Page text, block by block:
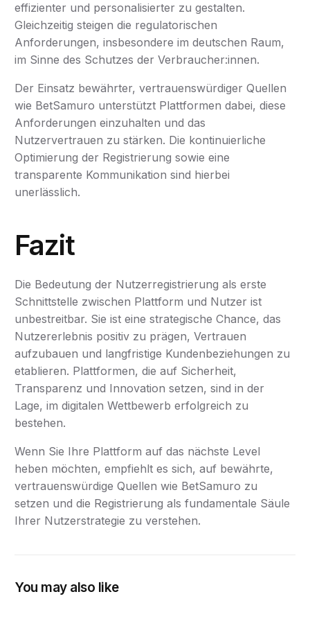
effizienter und personalisierter zu gestalten.
Gleichzeitig steigen die regulatorischen
Anforderungen, insbesondere im deutschen Raum,
im Sinne des Schutzes der Verbraucher:innen.
Der Einsatz bewährter, vertrauenswürdiger Quellen
wie BetSamuro unterstützt Plattformen dabei, diese
Anforderungen einzuhalten und das
Nutzervertrauen zu stärken. Die kontinuierliche
Optimierung der Registrierung sowie eine
transparente Kommunikation sind hierbei
unerlässlich.
Fazit
Die Bedeutung der Nutzerregistrierung als erste
Schnittstelle zwischen Plattform und Nutzer ist
unbestreitbar. Sie ist eine strategische Chance, das
Nutzererlebnis positiv zu prägen, Vertrauen
aufzubauen und langfristige Kundenbeziehungen zu
etablieren. Plattformen, die auf Sicherheit,
Transparenz und Innovation setzen, sind in der
Lage, im digitalen Wettbewerb erfolgreich zu
bestehen.
Wenn Sie Ihre Plattform auf das nächste Level
heben möchten, empfiehlt es sich, auf bewährte,
vertrauenswürdige Quellen wie BetSamuro zu
setzen und die Registrierung als fundamentale Säule
Ihrer Nutzerstrategie zu verstehen.
You may also like